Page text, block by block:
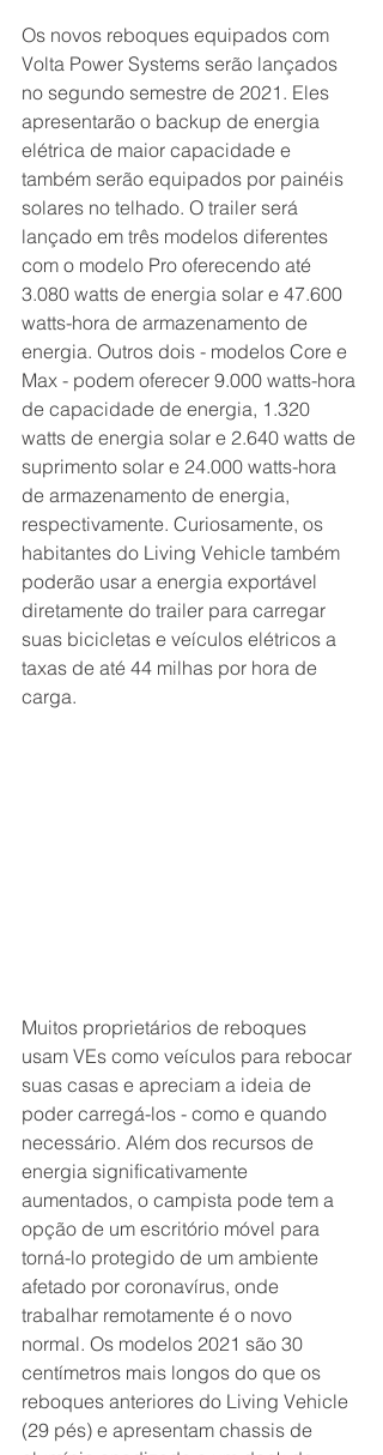
Os novos reboques equipados com
Volta Power Systems serão lançados
no segundo semestre de 2021. Eles
apresentarão o backup de energia
elétrica de maior capacidade e
também serão equipados por painéis
solares no telhado. O trailer será
lançado em três modelos diferentes
com o modelo Pro oferecendo até
3.080 watts de energia solar e 47.600
watts-hora de armazenamento de
energia. Outros dois - modelos Core e
Max - podem oferecer 9.000 watts-hora
de capacidade de energia, 1.320
watts de energia solar e 2.640 watts de
suprimento solar e 24.000 watts-hora
de armazenamento de energia,
respectivamente. Curiosamente, os
habitantes do Living Vehicle também
poderão usar a energia exportável
diretamente do trailer para carregar
suas bicicletas e veículos elétricos a
taxas de até 44 milhas por hora de
carga.
Muitos proprietários de reboques
usam VEs como veículos para rebocar
suas casas e apreciam a ideia de
poder carregá-los - como e quando
necessário. Além dos recursos de
energia significativamente
aumentados, o campista pode tem a
opção de um escritório móvel para
torná-lo protegido de um ambiente
afetado por coronavírus, onde
trabalhar remotamente é o novo
normal. Os modelos 2021 são 30
centímetros mais longos do que os
reboques anteriores do Living Vehicle
(29 pés) e apresentam chassis de